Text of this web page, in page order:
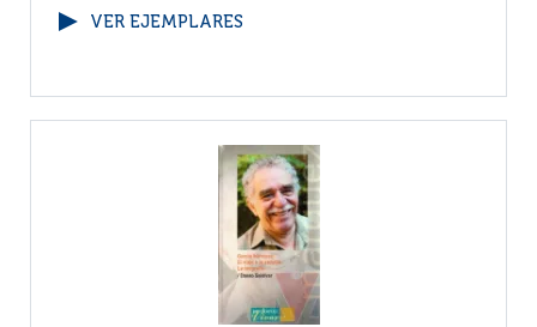
VER EJEMPLARES